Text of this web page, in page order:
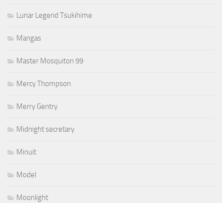
Lunar Legend Tsukihime
Mangas
Master Mosquiton 99
Mercy Thompson
Merry Gentry
Midnight secretary
Minuit
Model
Moonlight